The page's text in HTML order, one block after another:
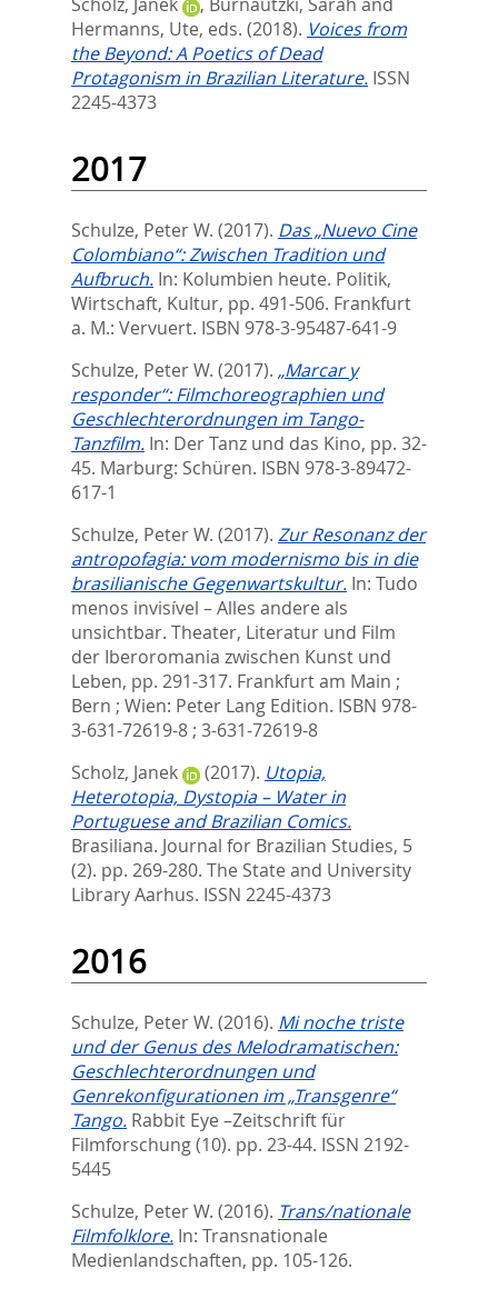
Scholz, Janek
, Burnautzki, Sarah and
Hermanns, Ute, eds. (2018). Voices from
the Beyond: A Poetics of Dead
Protagonism in Brazilian Literature. ISSN
2245-4373
2017
Schulze, Peter W. (2017). Das „Nuevo Cine
Colombiano“: Zwischen Tradition und
Aufbruch. In: Kolumbien heute. Politik,
Wirtschaft, Kultur, pp. 491-506. Frankfurt
a. M.: Vervuert. ISBN 978-3-95487-641-9
Schulze, Peter W. (2017). „Marcar y
responder“: Filmchoreographien und
Geschlechterordnungen im Tango-
Tanzfilm. In: Der Tanz und das Kino, pp. 32-
45. Marburg: Schüren. ISBN 978-3-89472-
617-1
Schulze, Peter W. (2017). Zur Resonanz der
antropofagia: vom modernismo bis in die
brasilianische Gegenwartskultur. In: Tudo
menos invisível – Alles andere als
unsichtbar. Theater, Literatur und Film
der Iberoromania zwischen Kunst und
Leben, pp. 291-317. Frankfurt am Main ;
Bern ; Wien: Peter Lang Edition. ISBN 978-
3-631-72619-8 ; 3-631-72619-8
Scholz, Janek
(2017). Utopia,
Heterotopia, Dystopia – Water in
Portuguese and Brazilian Comics.
Brasiliana. Journal for Brazilian Studies, 5
(2). pp. 269-280. The State and University
Library Aarhus. ISSN 2245-4373
2016
Schulze, Peter W. (2016). Mi noche triste
und der Genus des Melodramatischen:
Geschlechterordnungen und
Genrekonfigurationen im „Transgenre“
Tango. Rabbit Eye –Zeitschrift für
Filmforschung (10). pp. 23-44. ISSN 2192-
5445
Schulze, Peter W. (2016). Trans/nationale
Filmfolklore. In: Transnationale
Medienlandschaften, pp. 105-126.